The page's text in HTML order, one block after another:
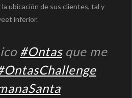
ubicación de sus clientes, tal y
inferior.
#Ontasque me